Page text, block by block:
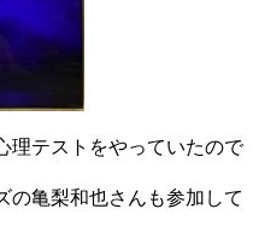
理テストをやっていたので
の亀梨和也さんも参加して